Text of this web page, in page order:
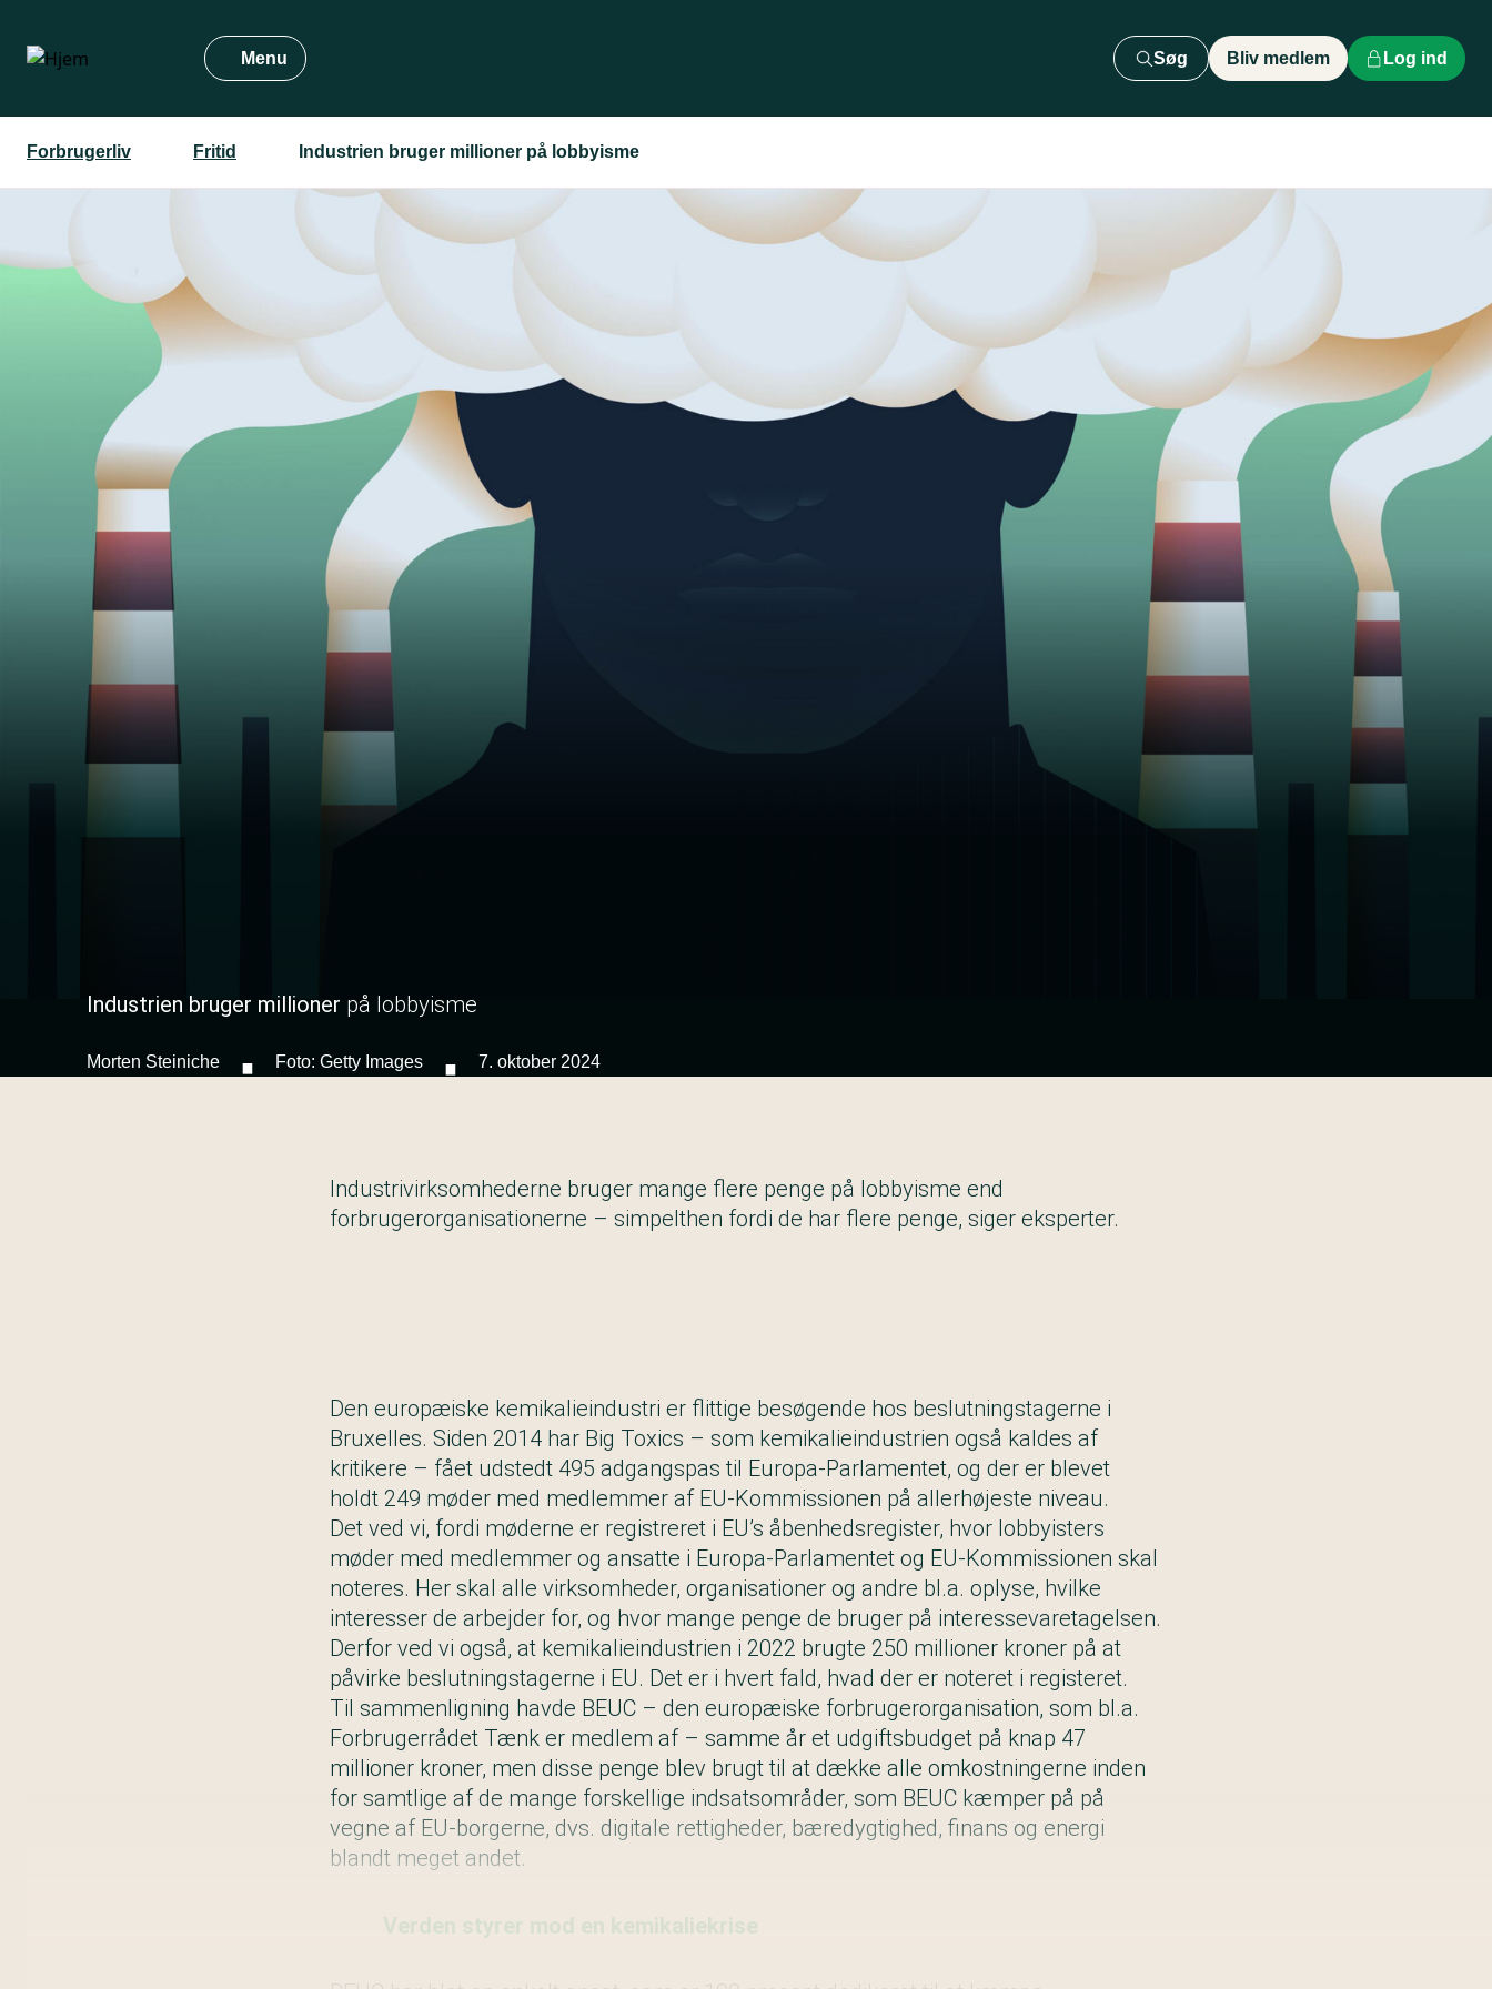
hovedindhold
Menu Søg Bliv medlem Log ind
Forbrugerliv Fritid Industrien bruger millioner på lobbyisme
Industrien bruger millioner på lobbyisme
Morten Steiniche · Foto: Getty Images · 7. oktober 2024
Industrivirksomhederne bruger mange flere penge på lobbyisme end
forbrugerorganisationerne – simpelthen fordi de har flere penge, siger eksperter.
Den europæiske kemikalieindustri er flittige besøgende hos beslutningstagerne i
Bruxelles. Siden 2014 har Big Toxics – som kemikalieindustrien også kaldes af
kritikere – fået udstedt 495 adgangspas til Europa-Parlamentet, og der er blevet
holdt 249 møder med medlemmer af EU-Kommissionen på allerhøjeste niveau.
Det ved vi, fordi møderne er registreret i EU’s åbenhedsregister, hvor lobbyisters
møder med medlemmer og ansatte i Europa-Parlamentet og EU-Kommissionen skal
noteres. Her skal alle virksomheder, organisationer og andre bl.a. oplyse, hvilke
interesser de arbejder for, og hvor mange penge de bruger på interessevaretagelsen.
Derfor ved vi også, at kemikalieindustrien i 2022 brugte 250 millioner kroner på at
påvirke beslutningstagerne i EU. Det er i hvert fald, hvad der er noteret i registeret.
Til sammenligning havde BEUC – den europæiske forbrugerorganisation, som bl.a.
Forbrugerrådet Tænk er medlem af – samme år et udgiftsbudget på knap 47
millioner kroner, men disse penge blev brugt til at dække alle omkostningerne inden
for samtlige af de mange forskellige indsatsområder, som BEUC kæmper på på
vegne af EU-borgerne, dvs. digitale rettigheder, bæredygtighed, finans og energi
blandt meget andet.
Verden styrer mod en kemikaliekrise